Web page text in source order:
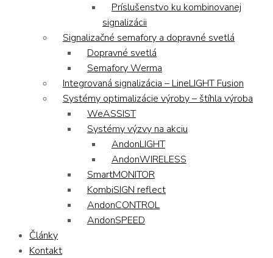
Príslušenstvo ku kombinovanej
signalizácii
Signalizačné semafory a dopravné svetlá
Dopravné svetlá
Semafory Werma
Integrovaná signalizácia – LineLIGHT Fusion
Systémy optimalizácie výroby – štíhla výroba
WeASSIST
Systémy výzvy na akciu
AndonLIGHT
AndonWIRELESS
SmartMONITOR
KombiSIGN reflect
AndonCONTROL
AndonSPEED
Články
Kontakt